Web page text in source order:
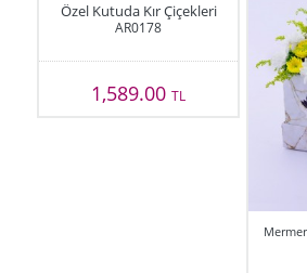
Özel Kutuda Kır Çiçekleri
AR0178
1,589.00TL